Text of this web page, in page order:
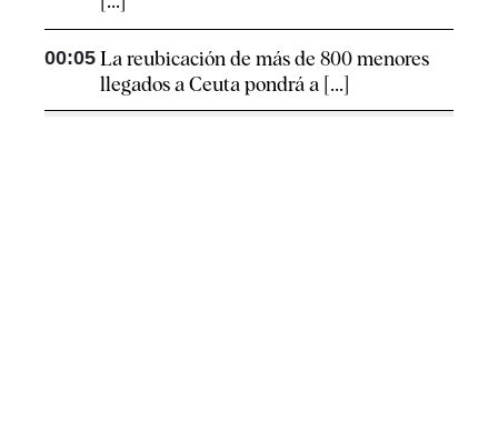
00:05 La reubicación de más de 800 menores
llegados a Ceuta pondrá a [...]